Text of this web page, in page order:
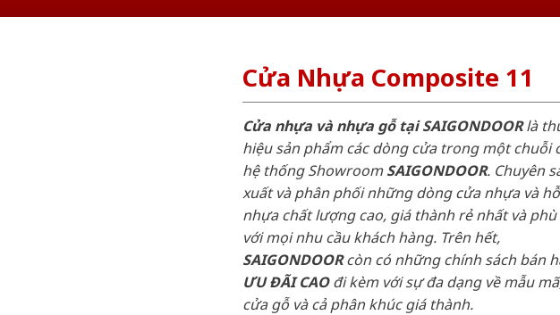
Cửa Nhựa Composite 11
Cửa nhựa và nhựa gỗ tại SAIGONDOORlà
hiệu sản phẩm các dòng cửa trong một chuỗi
hệ thống ShowroomSAIGONDOOR. Chuyên
xuất và phân phối những dòng cửa nhựa và
nhựa chất lượng cao, giá thành rẻ nhất và
với mọi nhu cầu khách hàng. Trên hết,
SAIGONDOORcòn có những chính sách bán
ƯU ĐÃI CAOđi kèm với sự đa dạng về mẫu
cửa gỗ và cả phân khúc giá thành.